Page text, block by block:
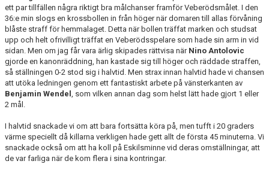
ett par tillfällen några riktigt bra målchanser framför Veberödsmålet. I den
36:e min slogs en krossbollen in från höger när domaren till allas förvåning
blåste straff för hemmalaget. Detta när bollen träffat marken och studsat
upp och helt ofrivilligt träffat en Veberödsspelare som hade sin arm in vid
sidan. Men om jag får vara ärlig skipades rättvisa när Nino Antolovic
gjorde en kanonräddning, han kastade sig till höger och räddade straffen,
så ställningen 0-2 stod sig i halvtid. Men strax innan halvtid hade vi chansen
att utöka ledningen genom ett fantastiskt arbete på vänsterkanten av
Benjamin Wendel , som vilken annan dag som helst lätt hade gjort 1 eller
2 mål.
I halvtid snackade vi om att bara fortsätta köra på, men tufft i 20 graders
värme speciellt då killarna verkligen hade gett allt de första 45 minuterna. Vi
snackade också om att ha koll på Eskilsminne vid deras omställningar, att
de var farliga när de kom flera i sina kontringar.